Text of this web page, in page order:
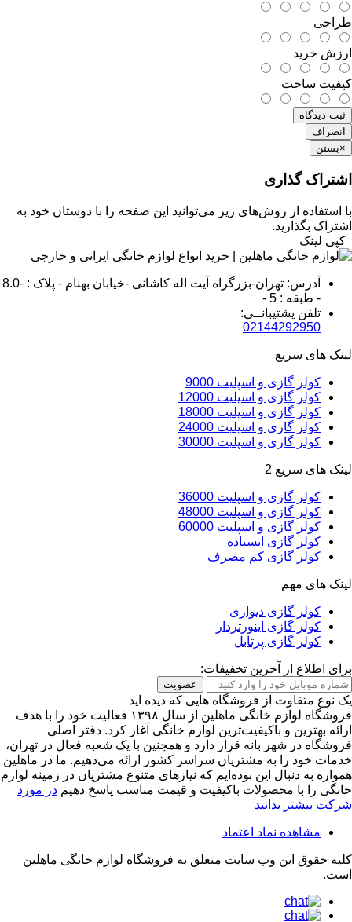
طراحی
ارزش خرید
کیفیت ساخت
ثبت دیدگاه
انصراف
×بستن
اشتراک گذاری
با استفاده از روش‌های زیر می‌توانید این صفحه را با دوستان خود به
اشتراک بگذارید.
کپی لینک
آدرس: تهران-بزرگراه آیت اله کاشانی -خیابان بهنام - پلاک : -8.0
- طبقه : 5 -
تلفن پشتیبانــی:
02144292950
لینک های سریع
کولر گازی و اسپلیت 9000
کولر گازی و اسپلیت 12000
کولر گازی و اسپلیت 18000
کولر گازی و اسپلیت 24000
کولر گازی و اسپلیت 30000
لینک های سریع 2
کولر گازی و اسپلیت 36000
کولر گازی و اسپلیت 48000
کولر گازی و اسپلیت 60000
کولر گازی ایستاده
کولر گازی کم مصرف
لینک های مهم
کولر گازی دیواری
کولر گازی اینورتردار
کولر گازی پرتابل
برای اطلاع از آخرین تخفیفات:
عضویت
یک نوع متفاوت از فروشگاه هایی که دیده اید
فروشگاه لوازم خانگی ماهلین از سال ۱۳۹۸ فعالیت خود را با هدف
ارائه بهترین و باکیفیت‌ترین لوازم خانگی آغاز کرد. دفتر اصلی
فروشگاه در شهر بانه قرار دارد و همچنین با یک شعبه فعال در تهران،
خدمات خود را به مشتریان سراسر کشور ارائه می‌دهیم. ما در ماهلین
همواره به دنبال این بوده‌ایم که نیازهای متنوع مشتریان در زمینه لوازم
خانگی را با محصولات باکیفیت و قیمت مناسب پاسخ دهیم در مورد
شرکت بیشتر بدانید
مشاهده نماد اعتماد
کلیه حقوق این وب سایت متعلق به فروشگاه لوازم خانگی ماهلین
است.